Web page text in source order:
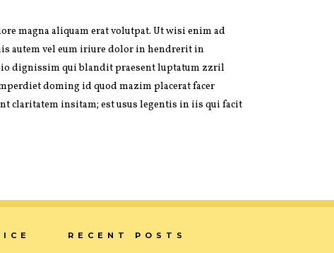
magna aliquam erat volutpat. Ut wisi enim ad
autem vel eum iriure dolor in hendrerit in
dignissim qui blandit praesent luptatum zzril
doming id quod mazim placerat facer
claritatem insitam; est usus legentis in iis qui facit
RECENT POSTS